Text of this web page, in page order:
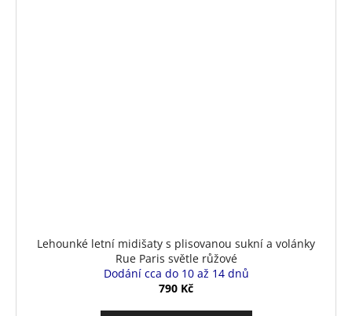
Lehounké letní midišaty s plisovanou sukní a volánky
Rue Paris světle růžové
Dodání cca do 10 až 14 dnů
790 Kč